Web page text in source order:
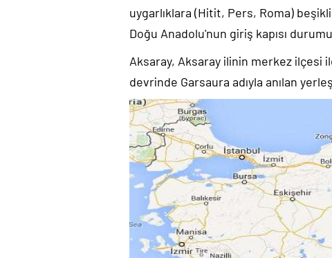
uygarlıklara (Hitit, Pers, Roma)
Doğu Anadolu'nun giriş kapısı
Aksaray, Aksaray ilinin merkez ilçesi
devrinde Garsaura adıyla anılan